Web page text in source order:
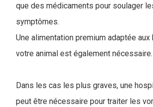
que des médicaments pour soulager
symptômes.
Une alimentation premium adaptée
votre animal est également nécessaire.
Dans les cas les plus graves, une
peut être nécessaire pour traiter les